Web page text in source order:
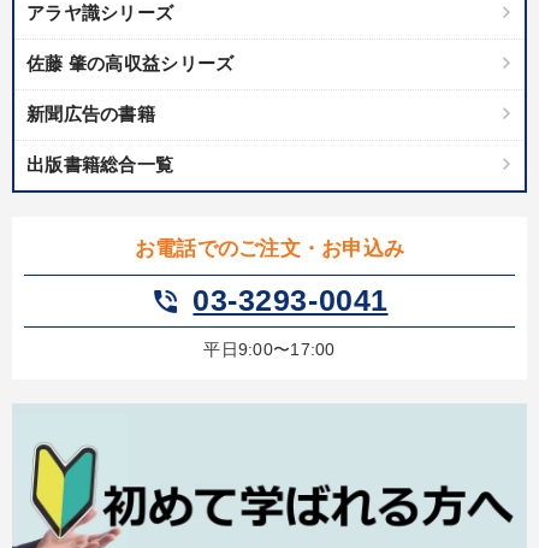
アラヤ識シリーズ
佐藤 肇の高収益シリーズ
新聞広告の書籍
出版書籍総合一覧
お電話でのご注文・お申込み
phone_in_talk 03-3293-0041
平日9:00〜17:00